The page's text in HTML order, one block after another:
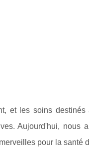
et les soins
Aujourd'hui, nous
pour la santé